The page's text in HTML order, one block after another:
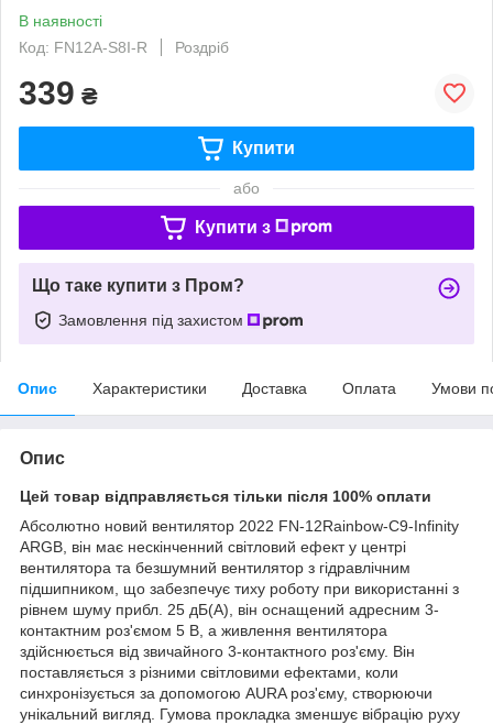
В наявності
Код: FN12A-S8I-R
Роздріб
339 ₴
Купити
або
Купити з
Що таке купити з Пром?
Замовлення під захистом
Опис Характеристики Доставка Оплата Умови
Опис
Цей товар відправляється тільки після 100% оплати
Абсолютно новий вентилятор 2022 FN-12Rainbow-C9-Infinity
ARGB, він має нескінченний світловий ефект у центрі
вентилятора та безшумний вентилятор з гідравлічним
підшипником, що забезпечує тиху роботу при використанні з
рівнем шуму прибл. 25 дБ(A), він оснащений адресним 3-
контактним роз'ємом 5 В, а живлення вентилятора
здійснюється від звичайного 3-контактного роз'єму. Він
поставляється з різними світловими ефектами, коли
синхронізується за допомогою AURA роз'єму, створюючи
унікальний вигляд. Гумова прокладка зменшує вібрацію руху